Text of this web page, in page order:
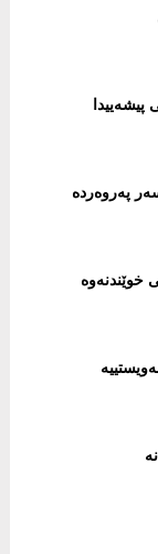
پیشەییدا
پەروەردە
خوێندنەوە